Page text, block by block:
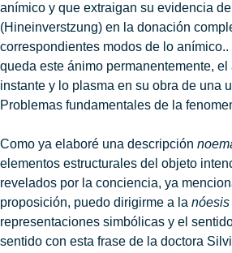
anímico y que extraigan su evidencia
(Hineinverstzung) en la donación
correspondientes modos de lo
queda este ánimo permanentemente, el
instante y lo plasma en su obra de una
Problemas fundamentales de la
Como ya elaboré una descripción
elementos estructurales del objeto
revelados por la conciencia, ya
proposición, puedo dirigirme a la nóesis
representaciones simbólicas y el
sentido con esta frase de la doctora